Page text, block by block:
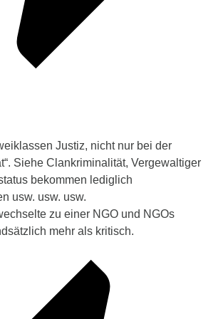
Justiz, nicht nur bei der
Siehe Clankriminalität, Vergewaltiger
bekommen lediglich
usw. usw. usw.
zu einer NGO und NGOs
mehr als kritisch.